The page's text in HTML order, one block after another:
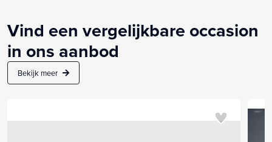
Vind een vergelijkbare occasion
in ons aanbod
Bekijk meer